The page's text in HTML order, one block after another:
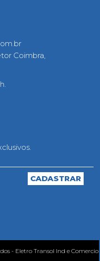
Coimbra,
- Eletro Transol Ind e Comercio